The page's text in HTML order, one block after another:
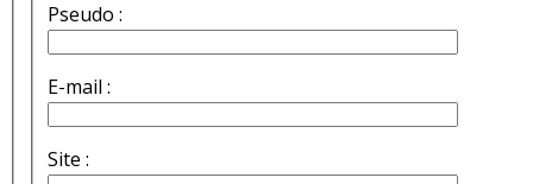
Pseudo :
E-mail :
Site :